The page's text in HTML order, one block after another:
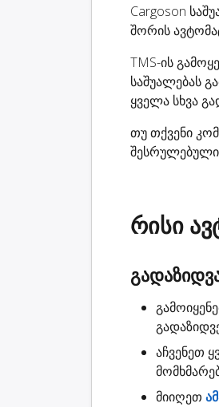
Cargoson
შორის
TMS-ის
საშუალებას
ყველა სხვა
თუ თქვენი
შესრულებული
რისი
აჩვენეთ
მიიღეთ